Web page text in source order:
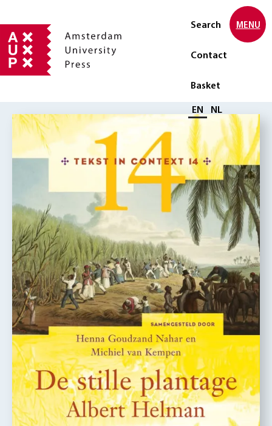
Search
Contact
Basket
Select language
EN NL
MENU